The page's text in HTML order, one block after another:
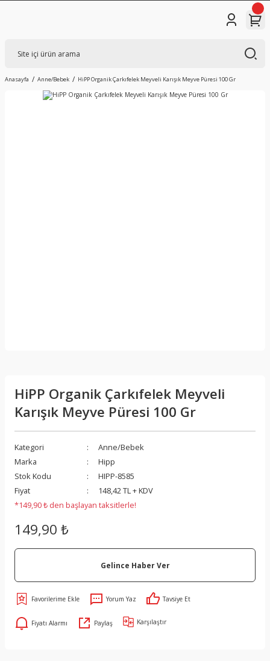
Anasayfa Anne/Bebek HiPP Organik Çarkıfelek Meyveli Karışık Meyve Püresi 100 Gr
HiPP Organik Çarkıfelek Meyveli
Karışık Meyve Püresi 100 Gr
Kategori
Anne/Bebek
Marka
Hipp
Stok Kodu
HIPP-8585
Fiyat
148,42 TL + KDV
*149,90 ₺ den başlayan taksitlerle!
149,90 ₺
Gelince Haber Ver
Yorum Yaz Tavsiye Et
Fiyatı Alarmı Paylaş Karşılaştır